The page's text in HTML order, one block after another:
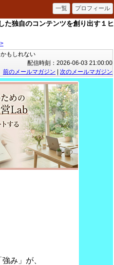
た独自のコンテンツを創り出す１ヒ
もしれない
配信時刻：2026-06-03 21:00:00
前のメールマガジン
次のメールマガジン
み」が、